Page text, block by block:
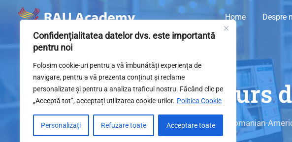
Confidențialitatea datelor dvs. este importantă
pentru noi
Folosim cookie-uri pentru a vă îmbunătăți experiența de
navigare, pentru a vă prezenta conținut și reclame
personalizate și pentru a analiza traficul nostru. Făcând clic pe
„Acceptă tot”, acceptați utilizarea cookie-urilor. Politica Cookie
Personalizați Refuzare toate Acceptare toate
Home Despre
Cum cumpăr un curs
Romanian-